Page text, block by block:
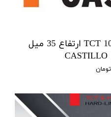
مته گردبر از قطر 12 تا 100 TCT ارتفاع 35 میل